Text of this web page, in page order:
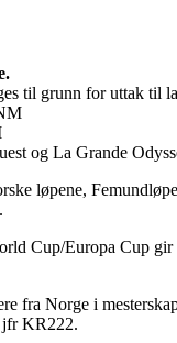
til grunn for uttak til
og La Grande
løpene,
Cup/Europa Cup
fra Norge i
jfr KR222.